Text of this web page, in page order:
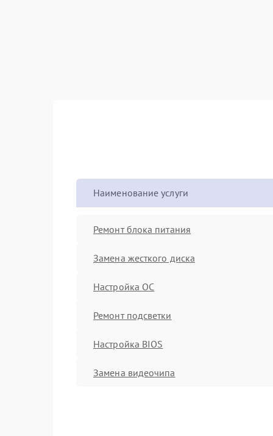
Наименование услуги
Ремонт блока питания
Замена жесткого диска
Настройка ОС
Ремонт подсветки
Настройка BIOS
Замена видеочипа